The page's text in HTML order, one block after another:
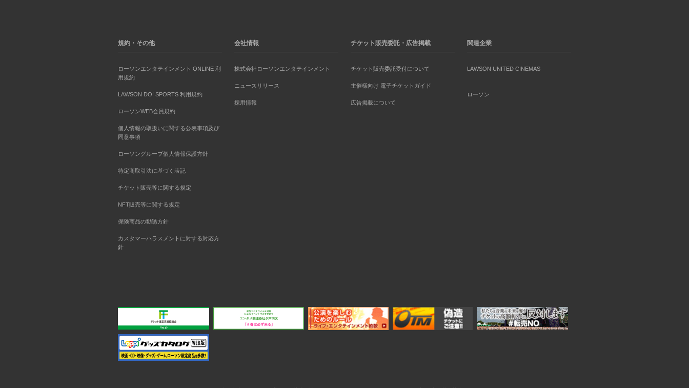
規約・その他
ローソンエンタテインメント ONLINE 利
用規約
LAWSON DO! SPORTS 利用規約
ローソンWEB会員規約
個人情報の取扱いに関する公表事項及び
同意事項
ローソングループ個人情報保護方針
特定商取引法に基づく表記
チケット販売等に関する規定
NFT販売等に関する規定
保険商品の勧誘方針
カスタマーハラスメントに対する対応方
針
会社情報
株式会社ローソンエンタテインメント
ニュースリリース
採用情報
チケット販売委託・広告掲載
チケット販売委託受付について
主催様向け 電子チケットガイド
広告掲載について
関連企業
LAWSON UNITED CINEMAS
ローソン